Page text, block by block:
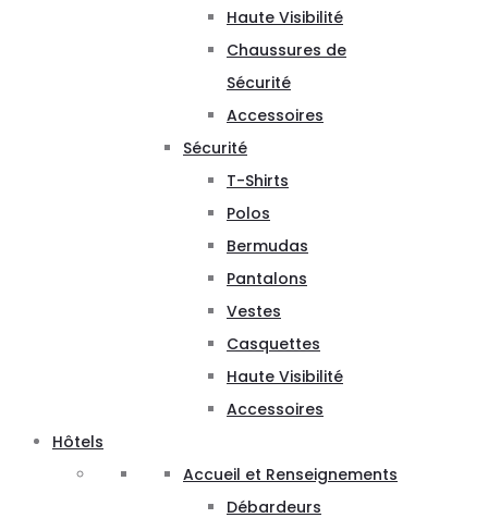
Haute Visibilité
Chaussures de
Sécurité
Accessoires
Sécurité
T-Shirts
Polos
Bermudas
Pantalons
Vestes
Casquettes
Haute Visibilité
Accessoires
Hôtels
Accueil et Renseignements
Débardeurs